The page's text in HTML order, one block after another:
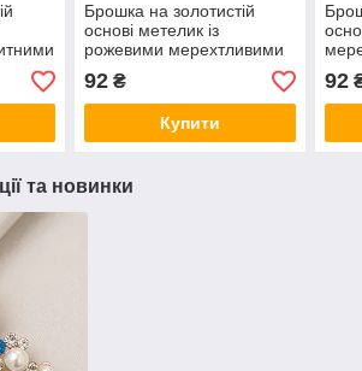
Брошка на золотистій
основі метелик із
рожевими мерехтливими
крильцями та білими
стразами розмір 45х40 мм
92₴
Купити
та
92
та новинки